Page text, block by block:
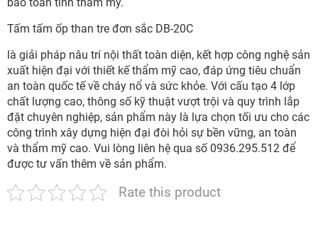
Tấm tấm ốp than tre đơn sắc DB-20C
là giải pháp nâu trí nội thất toàn diện, kết hợp công nghệ sản
xuất hiện đại với thiết kế thẩm mỹ cao, đáp ứng tiêu chuẩn
an toàn quốc tế về cháy nổ và sức khỏe. Với cấu tạo 4 lớp
chất lượng cao, thông số kỹ thuật vượt trội và quy trình lắp
đặt chuyên nghiệp, sản phẩm này là lựa chọn tối ưu cho các
công trình xây dựng hiện đại đòi hỏi sự bền vững, an toàn
và thẩm mỹ cao. Vui lòng liên hệ qua số 0936.295.512 để
được tư vấn thêm về sản phẩm.
Rate this product